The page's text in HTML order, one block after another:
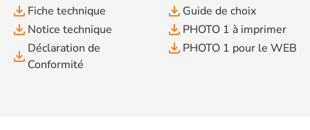
file_download Fiche technique
file_download Notice technique
file_download Déclaration de
Conformité
file_download Guide de choix
file_download PHOTO 1 à imprimer
file_download PHOTO 1 pour le WEB